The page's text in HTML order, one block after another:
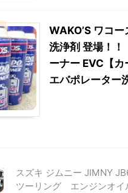
WAKO’S ワコ
洗浄剤 登場！
ーナー EVC【カ
エバポレーター
スズキ ジムニー JIMNY
ツーリング エンジンオ